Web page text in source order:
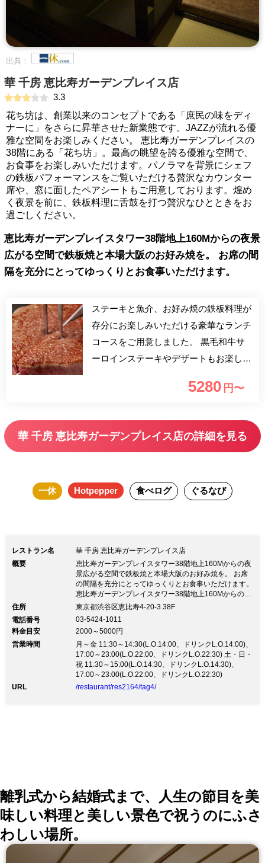
出典：
華 千房 恵比寿ガーデンプレイス店
3.3
花ち坊は、創業以来のコンセプトである「庶民の味をディ
ナーに」をさらに昇華させた新業態です。JAZZが流れる優
雅な空間をお楽しみください。 恵比寿ガーデンプレイスの
38階にある「花ち坊」。最高の眺望を誇る優雅な空間で、
お食事をお楽しみいただけます。パノラマを背景にシェフ
の鉄板パフォーマンスをご覧いただける贅沢なカウンター
席や、窓に面したペアシートもご用意しております。煌め
く夜景を前に、鉄板料理に舌鼓を打つ贅沢なひとときをお
過ごしください。
恵比寿ガーデンプレイスタワー38階地上160Mからの夜景
広がる空間で鉄板焼と本場大阪のお好み焼を。 お席の間
隔を充分にとってゆっくりとお食事いただけます。
ステーキと魚介、お好み焼の鉄板料理が
存分にお楽しみいただける豪華なランチ
コースをご用意しました。 黒毛和牛サ
ーロインステーキやデザートもお楽しみ
に、最適な内容となっております。 恵
5280 円〜
華 千房 恵比寿ガーデンプレイス店の詳細を見る
一休 Hotpepper 食べログ ぐるなび
レストラン名
華 千房 恵比寿ガーデンプレイス店
概要
恵比寿ガーデンプレイスタワー38階地上160Mからの夜
景広がる空間で鉄板焼と本場大阪のお好み焼を。 お席
の間隔を充分にとってゆっくりとお食事いただけます。
恵比寿ガーデンプレイスタワー38階地上160Mからの夜
景広がる空間で鉄板焼と本場大阪のお好み焼を。 お席
ガーデンプレイスタワーの絶景ロケーションから都心を
一望 ロマンチックなペアシートがあるステーキ＆お好
み焼専門店 ◆国産黒毛和牛のサーロインや職人の技が
光るお好み焼を味わう ・デートや記念日、接待にぴっ
たり「華コース」＜全6品＞8,000円＋税 ◆お好み焼き
からステーキまでの“鉄板焼料理” ・プロが焼くフワフワ
の「黒豚玉」1,350円＋税 ◆ランチタイムもお得なコー
住所
東京都渋谷区恵比寿4-20-3 38F
電話番号
03-5424-1011
料金目安
2000～5000円
営業時間
月～金 11:30～14:30(L.O.14:00、ドリンクL.O.14:00)、
17:00～23:00(L.O.22:00、ドリンクL.O.22:30) 土・日・
祝 11:30～15:00(L.O.14:30、ドリンクL.O.14:30)、
17:00～23:00(L.O.22:00、ドリンクL.O.22:30)
URL
/restaurant/res2164/tag4/
離乳式から結婚式まで、人生の節目を美
味しい料理と美しい景色で祝うのにふさ
わしい場所。